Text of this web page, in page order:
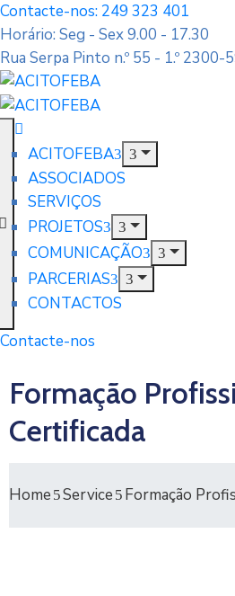
Contacte-nos: 249 323 401
Horário: Seg - Sex 9.00 - 17.30
Rua Serpa Pinto n.º 55 - 1.º 2300-
ACITOFEBA
ASSOCIADOS
SERVIÇOS
PROJETOS
COMUNICAÇÃO
PARCERIAS
CONTACTOS
Contacte-nos
Formação
Certificada
Home Service Formação